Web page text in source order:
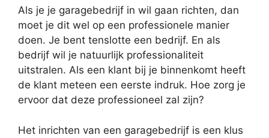
Als je je garagebedrijf in wil gaan richten, dan
moet je dit wel op een professionele manier
doen. Je bent tenslotte een bedrijf. En als
bedrijf wil je natuurlijk professionaliteit
uitstralen. Als een klant bij je binnenkomt heeft
de klant meteen een eerste indruk. Hoe zorg je
ervoor dat deze professioneel zal zijn?
Het inrichten van een garagebedrijf is een klus